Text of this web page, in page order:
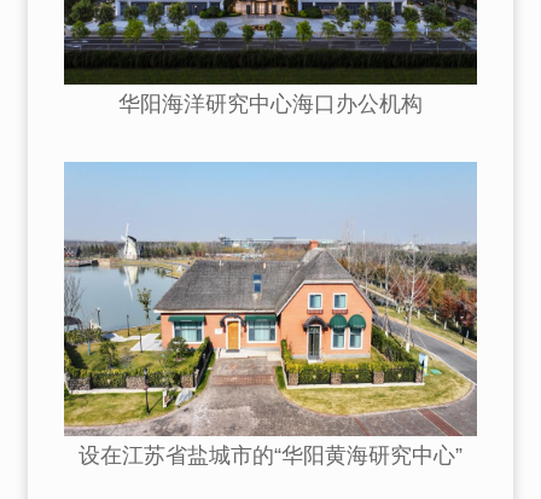
华阳海洋研究中心海口办公机构
设在江苏省盐城市的“华阳黄海研究中心”